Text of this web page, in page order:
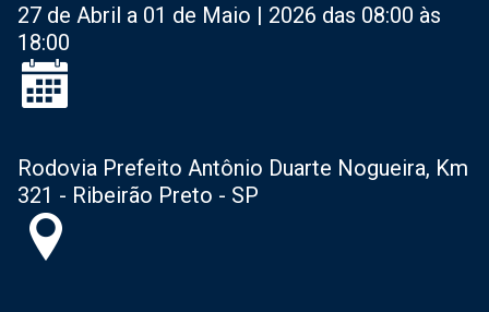
27 de Abril a 01 de Maio | 2026 das 08:00 às
18:00
Rodovia Prefeito Antônio Duarte Nogueira, Km
321 - Ribeirão Preto - SP